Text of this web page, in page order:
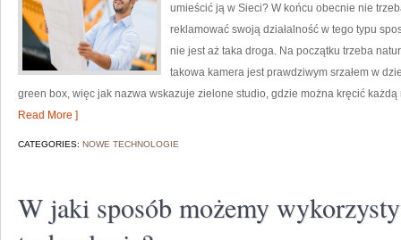
umieścić ją w Sieci? W końcu obecnie nie
reklamować swoją działalność w tego typu
nie jest aż taka droga. Na początku trzeba
takowa kamera jest prawdziwym srzałem w
green box, więc jak nazwa wskazuje zielone studio, gdzie można kręcić
Read More ]
CATEGORIES: NOWE TECHNOLOGIE
W jaki sposób możemy